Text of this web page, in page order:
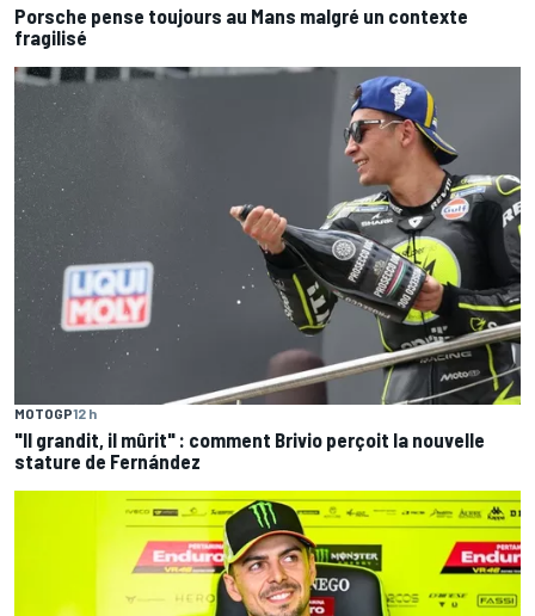
Porsche pense toujours au Mans malgré un contexte
fragilisé
MOTOGP12 h
"Il grandit, il mûrit" : comment Brivio perçoit la nouvelle
stature de Fernández